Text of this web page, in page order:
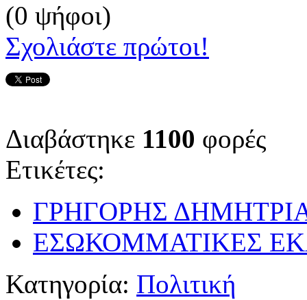
(0 ψήφοι)
Σχολιάστε πρώτοι!
Διαβάστηκε 1100 φορές
Ετικέτες:
ΓΡΗΓΟΡΗΣ
ΕΣΩΚΟΜΜΑΤΙΚΕΣ
Κατηγορία: Πολιτική